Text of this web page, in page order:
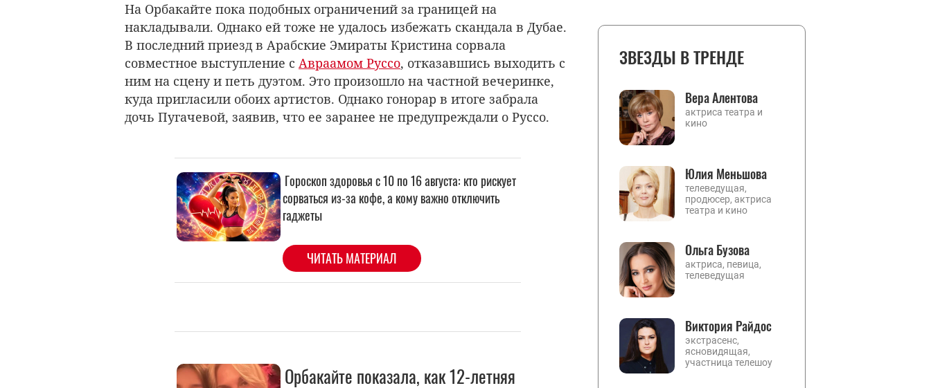
На Орбакайте пока подобных ограничений за границей на
накладывали. Однако ей тоже не удалось избежать скандала в Дубае.
В последний приезд в Арабские Эмираты Кристина сорвала
совместное выступление с Авраамом Руссо, отказавшись выходить с
ним на сцену и петь дуэтом. Это произошло на частной вечеринке,
куда пригласили обоих артистов. Однако гонорар в итоге забрала
дочь Пугачевой, заявив, что ее заранее не предупреждали о Руссо.
Орбакайте показала, как 12-летняя
ЗВЕЗДЫ В ТРЕНДЕ
Вера Алентова
актриса театра и
кино
Юлия Меньшова
телеведущая,
продюсер, актриса
театра и кино
Ольга Бузова
актриса, певица,
телеведущая
Виктория Райдос
экстрасенс,
ясновидящая,
участница телешоу